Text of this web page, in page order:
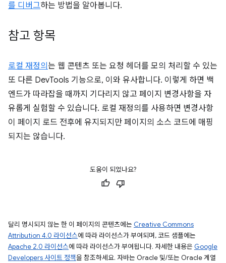
를 디버그하는 방법을 알아봅니다.
참고 항목
로컬 재정의 는 웹 콘텐츠 또는 요청 헤더를 모의 처리할 수 있는
또 다른 DevTools 기능으로, 이와 유사합니다. 이렇게 하면 백
엔드가 따라잡을 때까지 기다리지 않고 페이지 변경사항을 자
유롭게 실험할 수 있습니다. 로컬 재정의를 사용하면 변경사항
이 페이지 로드 전후에 유지되지만 페이지의 소스 코드에 매핑
되지는 않습니다.
도움이 되었나요?
달리 명시되지 않는 한 이 페이지의 콘텐츠에는 Creative Commons
Attribution 4.0 라이선스에 따라 라이선스가 부여되며, 코드 샘플에는
Apache 2.0 라이선스에 따라 라이선스가 부여됩니다. 자세한 내용은 Google
Developers 사이트 정책을 참조하세요. 자바는 Oracle 및/또는 Oracle 계열